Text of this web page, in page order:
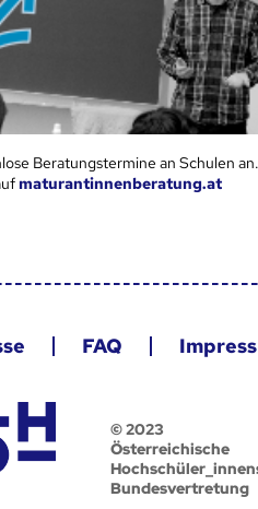
Beratungstermine an Schulen
maturantinnenberatung.at
FAQ
© 2023
Österreichische
Bundesvertretung